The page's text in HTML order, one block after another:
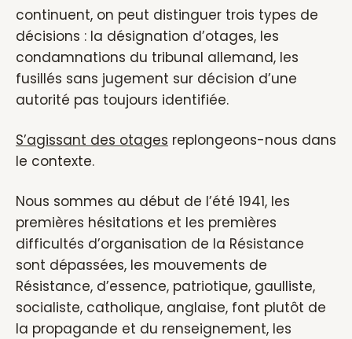
continuent, on peut distinguer trois types de
décisions : la désignation d’otages, les
condamnations du tribunal allemand, les
fusillés sans jugement sur décision d’une
autorité pas toujours identifiée.
S’agissant des otages replongeons-nous dans
le contexte.
Nous sommes au début de l’été 1941, les
premières hésitations et les premières
difficultés d’organisation de la Résistance
sont dépassées, les mouvements de
Résistance, d’essence, patriotique, gaulliste,
socialiste, catholique, anglaise, font plutôt de
la propagande et du renseignement, les